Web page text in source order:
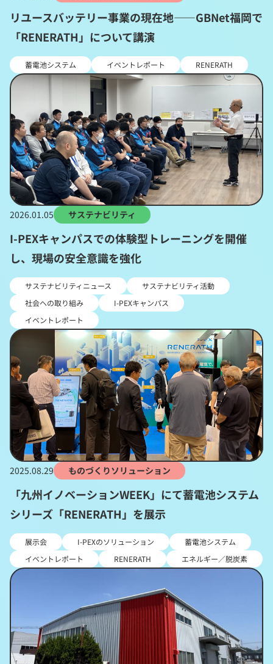
リユースバッテリー事業の現在地――GBNet福岡で
「RENERATH」について講演
蓄電池システム イベントレポート RENERATH
2026.01.05 サステナビリティ
I-PEXキャンパスでの体験型トレーニングを開催
し、現場の安全意識を強化
サステナビリティニュース
サステナビリティ活動
社会への取り組み
I-PEXキャンパス
イベントレポート
2025.08.29 ものづくりソリューション
「九州イノベーションWEEK」にて蓄電池システム
シリーズ「RENERATH」を展示
展示会 I-PEXのソリューション
蓄電池システム
イベントレポート
RENERATH エネルギー／脱炭素